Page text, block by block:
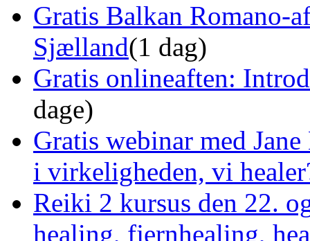
Gratis Balkan Romano-
Sjælland(1 dag)
Gratis onlineaften:
dage)
Gratis webinar med
i virkeligheden, vi
Reiki 2 kursus den 22.
healing, fjernhealing,